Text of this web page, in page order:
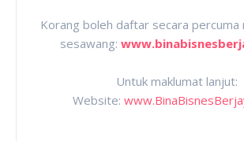
Korang boleh daftar secara percuma
sesawang:
Untuk maklumat lanjut:
Website: